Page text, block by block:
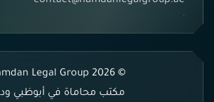
© 2026 Hamdan Legal Group
مكتب محاماة في أبوظبي